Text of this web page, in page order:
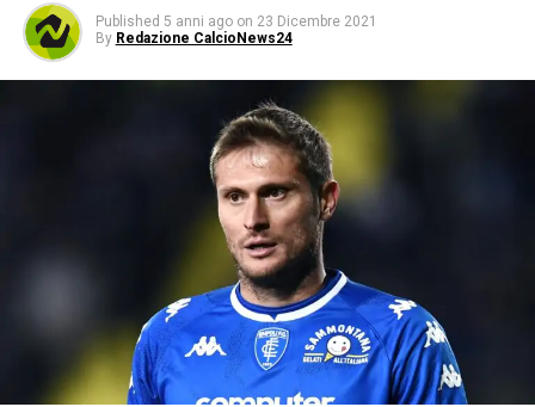
Published 5 anni ago on 23 Dicembre 2021
By Redazione CalcioNews24